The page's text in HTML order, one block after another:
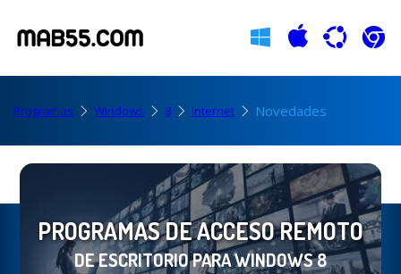
Programas Windows 8 Internet Novedades
PROGRAMAS DE ACCESO REMOTO
DE ESCRITORIO PARA WINDOWS 8